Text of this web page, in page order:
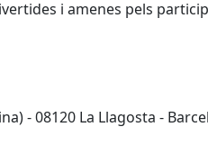
i amenes pels
- 08120 La Llagosta -